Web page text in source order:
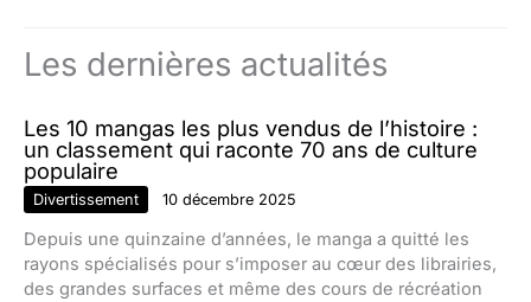
Les dernières actualités
Les 10 mangas les plus vendus de l’histoire :
un classement qui raconte 70 ans de culture
populaire
Divertissement 10 décembre 2025
Depuis une quinzaine d’années, le manga a quitté les
rayons spécialisés pour s’imposer au cœur des librairies,
des grandes surfaces et même des cours de récréation